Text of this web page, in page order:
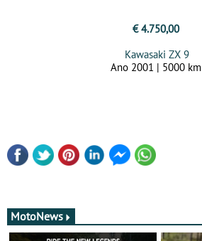
€ 4.750,00
Kawasaki ZX 9
Ano 2001 | 5000 km
MotoNews